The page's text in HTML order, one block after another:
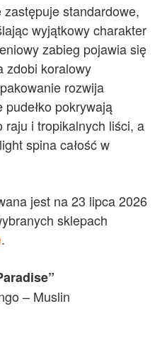
standardowe,
wyjątkowy charakter
zabieg pojawia się
zdobi koralowy
rozwija
pokrywają
raju i tropikalnych liści, a
spina całość w
jest na 23 lipca 2026
sklepach
.
– Muslin